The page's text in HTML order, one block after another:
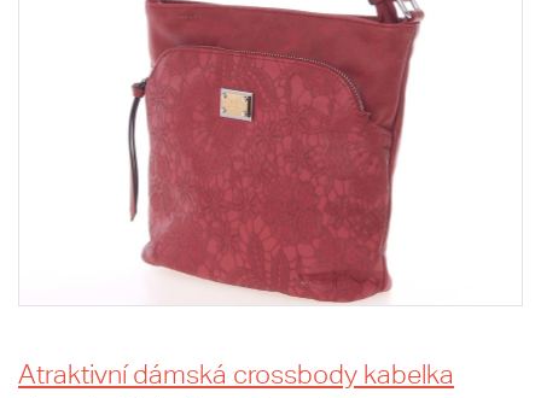
Atraktivní dámská crossbody kabelka